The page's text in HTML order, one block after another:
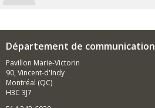
Département de communication
Pavillon Marie-Victorin
90, Vincent-d'Indy
Montréal (QC)
H3C 3J7